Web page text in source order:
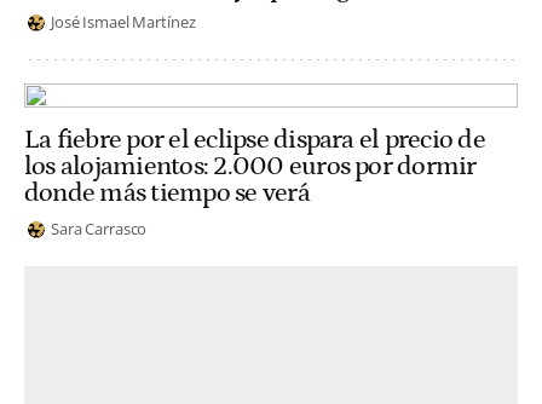
José Ismael Martínez
La fiebre por el eclipse dispara el precio de
los alojamientos: 2.000 euros por dormir
donde más tiempo se verá
Sara Carrasco